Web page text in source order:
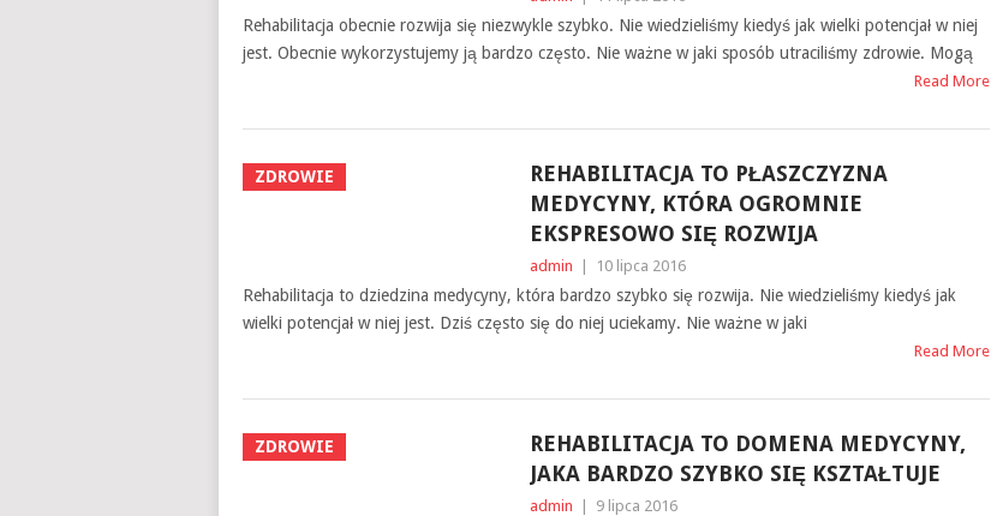
Rehabilitacja obecnie rozwija się niezwykle szybko. Nie wiedzieliśmy kiedyś jak wielki potencjał w niej
jest. Obecnie wykorzystujemy ją bardzo często. Nie ważne w jaki sposób utraciliśmy zdrowie. Mogą
Read More
ZDROWIE
REHABILITACJA TO PŁASZCZYZNA
MEDYCYNY, KTÓRA OGROMNIE
EKSPRESOWO SIĘ ROZWIJA
admin 10 lipca 2016
Rehabilitacja to dziedzina medycyny, która bardzo szybko się rozwija. Nie wiedzieliśmy kiedyś jak
wielki potencjał w niej jest. Dziś często się do niej uciekamy. Nie ważne w jaki
Read More
ZDROWIE
REHABILITACJA TO DOMENA MEDYCYNY,
JAKA BARDZO SZYBKO SIĘ KSZTAŁTUJE
admin 9 lipca 2016